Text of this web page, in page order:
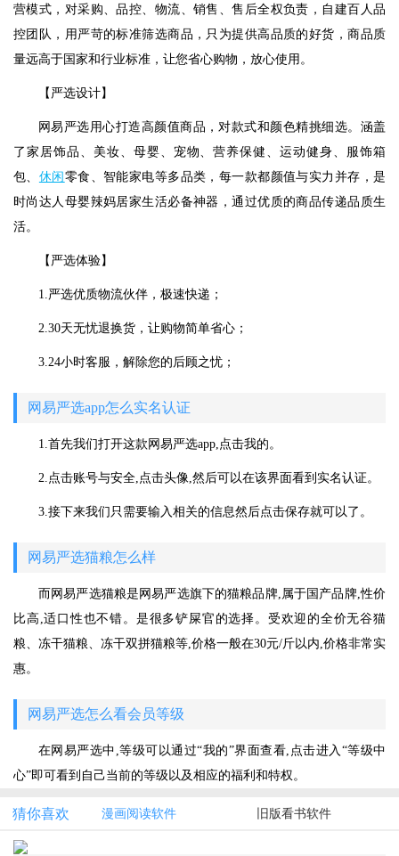
营模式，对采购、品控、物流、销售、售后全权负责，自建百人品
控团队，用严苛的标准筛选商品，只为提供高品质的好货，商品质
量远高于国家和行业标准，让您省心购物，放心使用。
【严选设计】
网易严选用心打造高颜值商品，对款式和颜色精挑细选。涵盖
了家居饰品、美妆、母婴、宠物、营养保健、运动健身、服饰箱
包、 休闲 零食、智能家电等多品类，每一款都颜值与实力并存，是
时尚达人母婴辣妈居家生活必备神器，通过优质的商品传递品质生
活。
【严选体验】
1.严选优质物流伙伴，极速快递；
2.30天无忧退换货，让购物简单省心；
3.24小时客服，解除您的后顾之忧；
网易严选app怎么实名认证
1.首先我们打开这款网易严选app,点击我的。
2.点击账号与安全,点击头像,然后可以在该界面看到实名认证。
3.接下来我们只需要输入相关的信息然后点击保存就可以了。
网易严选猫粮怎么样
而网易严选猫粮是网易严选旗下的猫粮品牌,属于国产品牌,性价
比高,适口性也不错。是很多铲屎官的选择。受欢迎的全价无谷猫
粮、冻干猫粮、冻干双拼猫粮等,价格一般在30元/斤以内,价格非常实
惠。
网易严选怎么看会员等级
在网易严选中,等级可以通过“我的”界面查看,点击进入“等级中
心”即可看到自己当前的等级以及相应的福利和特权。
猜你喜欢 漫画阅读软件 旧版看书软件